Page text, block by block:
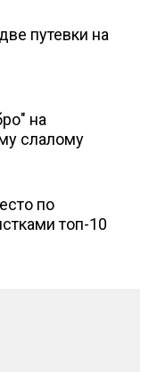
путевки на
на
слалому
по
топ-10